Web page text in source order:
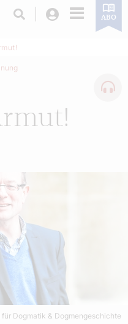
Login ABO
Dogmatik & Dogmengeschichte